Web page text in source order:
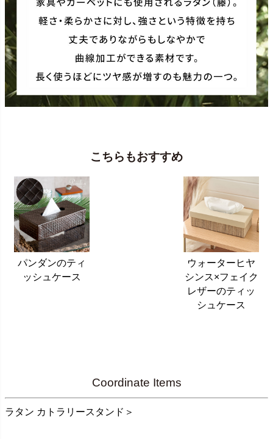
こちらもおすすめ
パンダンのティ
ッシュケース
ウォーターヒヤ
シンス×フェイク
レザーのティッ
シュケース
Coordinate Items
ラタン カトラリースタンド＞